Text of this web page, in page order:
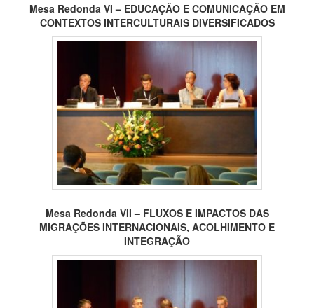
Mesa Redonda VI – EDUCAÇÃO E COMUNICAÇÃO EM
CONTEXTOS INTERCULTURAIS DIVERSIFICADOS
Mesa Redonda VII – FLUXOS E IMPACTOS DAS
MIGRAÇÕES INTERNACIONAIS, ACOLHIMENTO E
INTEGRAÇÃO